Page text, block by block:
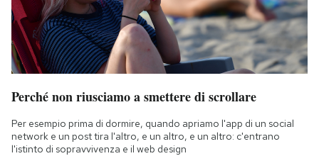
Perché non riusciamo a smettere di scrollare
Per esempio prima di dormire, quando apriamo l'app di un social
network e un post tira l'altro, e un altro, e un altro: c'entrano
l'istinto di sopravvivenza e il web design